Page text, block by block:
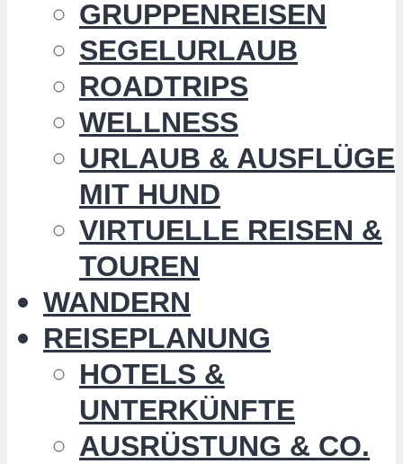
GRUPPENREISEN
SEGELURLAUB
ROADTRIPS
WELLNESS
URLAUB & AUSFLÜGE
MIT HUND
VIRTUELLE REISEN &
TOUREN
WANDERN
REISEPLANUNG
HOTELS &
UNTERKÜNFTE
AUSRÜSTUNG & CO.